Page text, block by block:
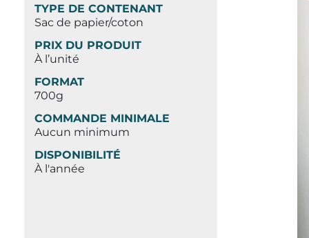
TYPE DE CONTENANT
Sac de papier/coton
PRIX DU PRODUIT
À l’unité
FORMAT
700g
COMMANDE MINIMALE
Aucun minimum
DISPONIBILITÉ
À l'année